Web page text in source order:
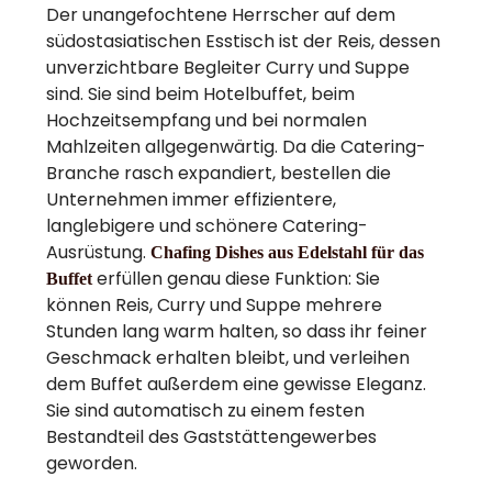
Der unangefochtene Herrscher auf dem
südostasiatischen Esstisch ist der Reis, dessen
unverzichtbare Begleiter Curry und Suppe
sind. Sie sind beim Hotelbuffet, beim
Hochzeitsempfang und bei normalen
Mahlzeiten allgegenwärtig. Da die Catering-
Branche rasch expandiert, bestellen die
Unternehmen immer effizientere,
langlebigere und schönere Catering-
Ausrüstung.Chafing Dishes aus Edelstahl für das
Buffeterfüllen genau diese Funktion: Sie
können Reis, Curry und Suppe mehrere
Stunden lang warm halten, so dass ihr feiner
Geschmack erhalten bleibt, und verleihen
dem Buffet außerdem eine gewisse Eleganz.
Sie sind automatisch zu einem festen
Bestandteil des Gaststättengewerbes
geworden.